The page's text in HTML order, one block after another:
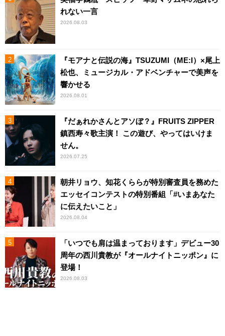
れない一言
2026.08.03
『モアナと伝説の海』TSUZUMI（ME:I）×尾上
松也、ミュージカル・アドベンチャーで美声を
響かせる
2026.08.01
『だぁれかさんとアソぼ？』FRUITS ZIPPER
鎮西寿々歌主演！ この遊び、やってはいけま
せん。
2026.07.25
朝井リョウ、知花くららが特別審査員を務めた
エッセイコンテストの特別番組「#いまあなた
に伝えたいこと」
2026.08.04
「いつでも肩は温まっております」デビュー30
周年の西川貴教が『オールナイトニッポン』に
登場！
2026.08.03